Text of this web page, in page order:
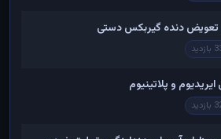
دنده گیربکس دستی
و پلاتینیوم